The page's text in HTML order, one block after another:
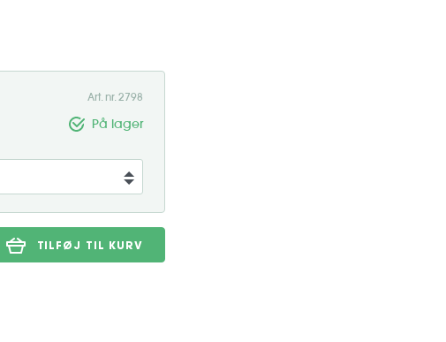
Art. nr. 2798
På lager
TILFØJ TIL KURV